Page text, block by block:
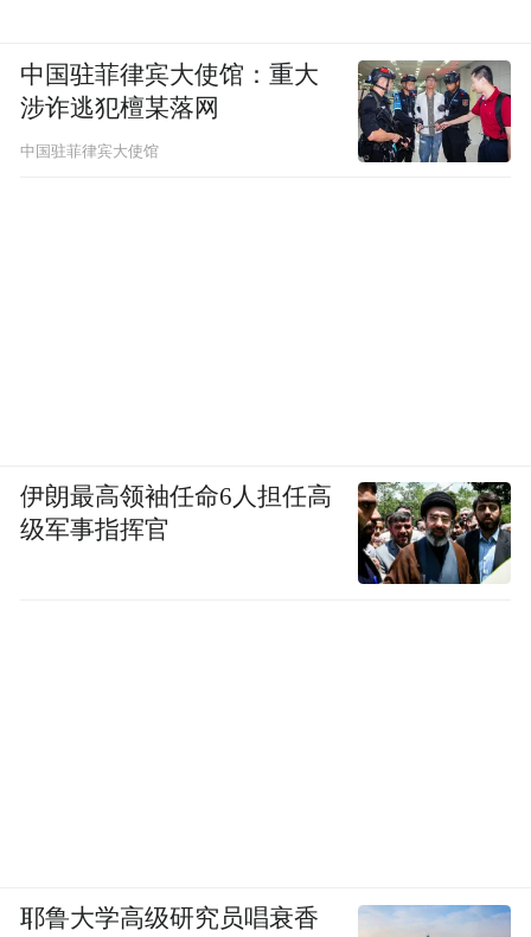
中国驻菲律宾大使馆：重大
涉诈逃犯檀某落网
中国驻菲律宾大使馆
伊朗最高领袖任命6人担任高
级军事指挥官
耶鲁大学高级研究员唱衰香